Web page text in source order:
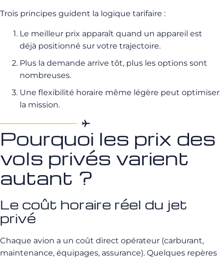
Trois principes guident la logique tarifaire :
Le meilleur prix apparaît quand un appareil est
déjà positionné sur votre trajectoire.
Plus la demande arrive tôt, plus les options sont
nombreuses.
Une flexibilité horaire même légère peut optimiser
la mission.
Pourquoi les prix des
vols privés varient
autant ?
Le coût horaire réel du jet
privé
Chaque avion a un coût direct opérateur (carburant,
maintenance, équipages, assurance). Quelques repères